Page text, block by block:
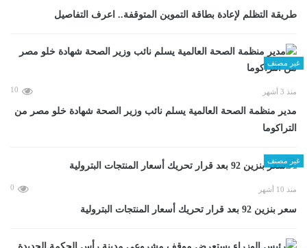
طريقة التظلم لإعادة بطاقة التموين المتوقفة.. اعرف التفاصيل
غير مصنف
منذ 3 أشهر 10
مدير منظمة الصحة العالمية يسلم نائب وزير الصحة شهادة خلو مصر من
التراكوما
غير مصنف
منذ 10 أشهر 0
سعر بنزين 92 بعد قرار تحريك أسعار المنتجات البترولية